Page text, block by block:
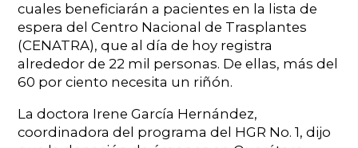
cuales beneficiarán a pacientes en la lista de
espera del Centro Nacional de Trasplantes
(CENATRA), que al día de hoy registra
alrededor de 22 mil personas. De ellas, más del
60 por ciento necesita un riñón.
La doctora Irene García Hernández,
coordinadora del programa del HGR No. 1, dijo